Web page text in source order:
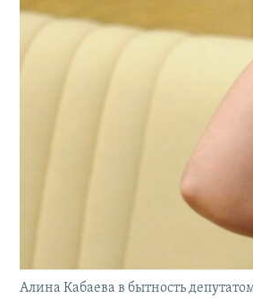
Алина Кабаева в бытность